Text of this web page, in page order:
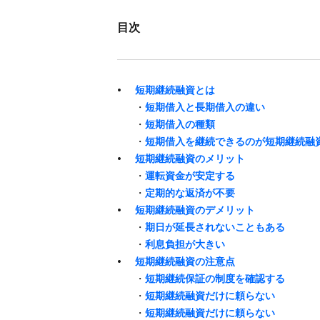
目次
短期継続融資とは
・ 短期借入と​長期借入の​違い
・ 短期借入の​種類
・ 短期借入を​継続できるのが​短期継続融
短期継続融資の​メリット
・ 運転資金が​安定する
・ 定期的な​返済が​不要
短期継続融資の​デメリット
・ ​期日が​延長されない​こともある
・ 利息負担が​大きい
短期継続融資の​注意点
・ 短期継続保証の​制度を​確認する
・ 短期継続融資だけに​頼らない
・ 短期継続融資だけに​頼らない